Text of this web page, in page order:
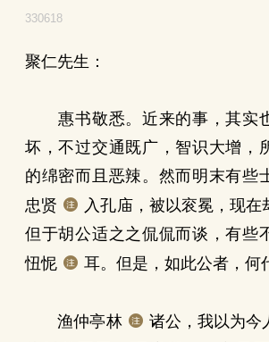
330618
聚仁先生：
惠书敬悉。近来的事，其实
坏，不过交通既广，智识大增，
的绵密而且恶辣。然而明末有些
忠贤
入孔庙，被以衮冕，现在
但于胡公适之之侃侃而谈，有些
忸怩
耳。但是，如此公者，何
渔仲亭林
诸公，我以为今